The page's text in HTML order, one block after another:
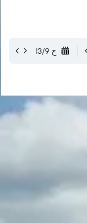
ح 13/9